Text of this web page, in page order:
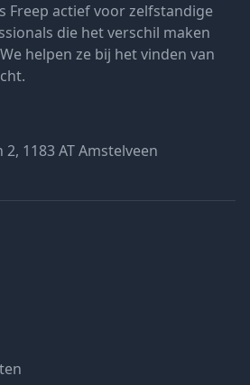
Freep actief voor zelfstandige
die het verschil maken
helpen ze bij het vinden van
2, 1183 AT Amstelveen